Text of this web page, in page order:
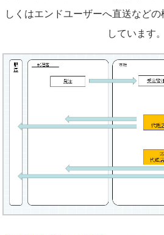
しくはエンドユーザーへ直送など
しています。